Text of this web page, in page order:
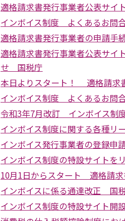
適格請求書発行事業者公表サ
インボイス制度 よくあるお
適格請求書発行事業者の申請
適格請求書発行事業者公表サイ
せ 国税庁
本日よりスタート！ 適格請求
インボイス制度 よくあるお
令和3年7月改訂 インボイス制
インボイス制度に関する各種
インボイス発行事業者の登録
インボイス制度の特設サイト
10月1日からスタート 適格請
インボイスに係る通達改正 国
インボイス制度の特設サイト